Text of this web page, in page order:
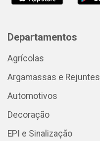
Departamentos
Agrícolas
Argamassas e Rejuntes
Automotivos
Decoração
EPI e Sinalização